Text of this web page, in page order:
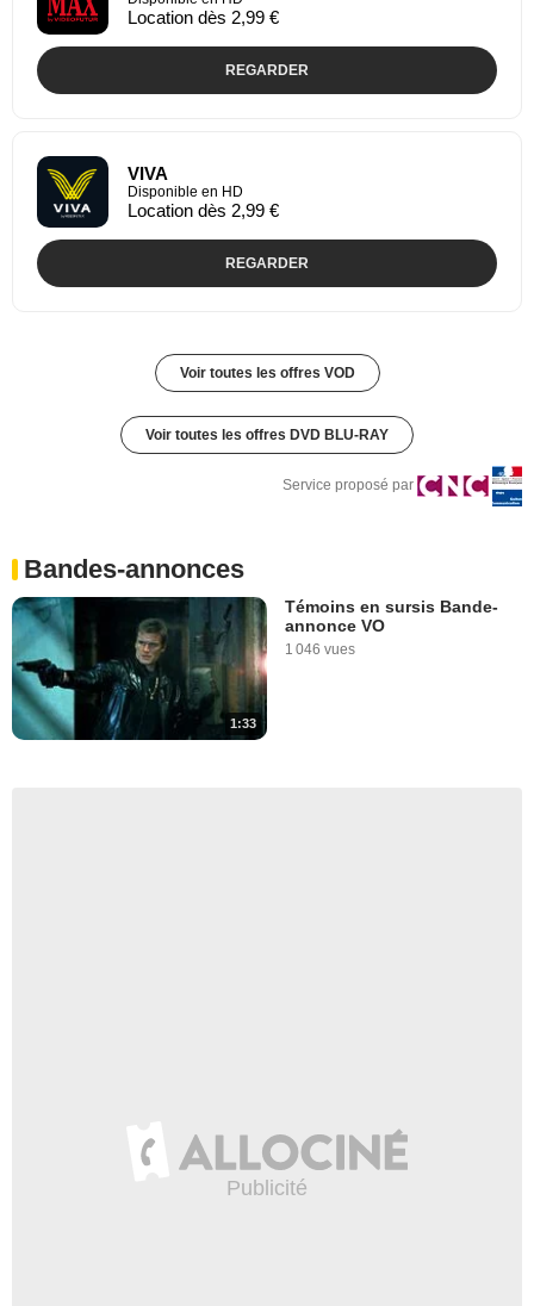
Location dès 2,99 €
REGARDER
VIVA
Disponible en HD
Location dès 2,99 €
REGARDER
Voir toutes les offres VOD
Voir toutes les offres DVD BLU-RAY
Service proposé par
Bandes-annonces
1:33
Témoins en sursis Bande-
annonce VO
1 046 vues